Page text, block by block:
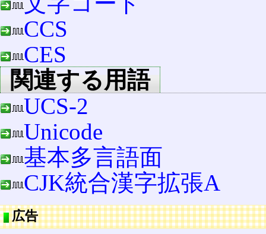
CCS
CES
関連する用語
UCS-2
Unicode
基本多言語面
CJK統合漢字拡張A
広告